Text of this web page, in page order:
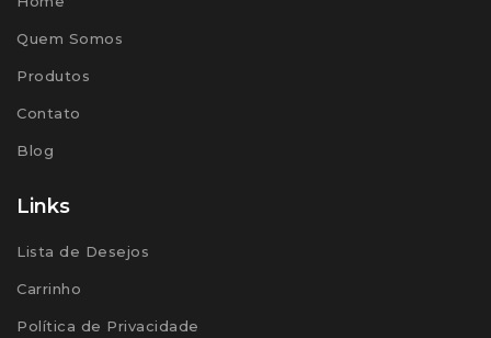
Quem Somos
Produtos
Contato
Blog
Links
Lista de Desejos
Carrinho
Política de Privacidade